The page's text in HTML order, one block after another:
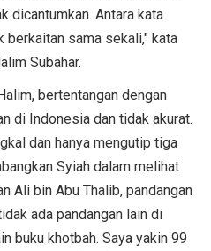
dicantumkan. Antara kata
berkaitan sama sekali," kata
Subahar.
bertentangan dengan
di Indonesia dan tidak akurat.
dan hanya mengutip tiga
Syiah dalam melihat
Ali bin Abu Thalib, pandangan
ada pandangan lain di
buku khotbah. Saya yakin 99